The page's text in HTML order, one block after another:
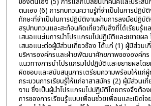
ตนเอง (6) การทบทวนความรู้ที่จำเป็นในการปฏิบั
ทักษะที่จำเป็นในการปฏิบัติงานผ่านการลงมือปฏิบั
สรุปทบทวนและสะท้อนคิดเกี่ยวกับสิ่งที่ได้เรียนรู้
เสนอแนะในการนำโปรแกรมไปปฏิบัติและขยายผ
เสนอแนะต่อผู้มีส่วนเกี่ยวข้อง ได้แก่ (1) ผู้มีส่วนเ
บริหารองค์กรและฝ่ายพัฒนาศักยภาพขององค์กร
แนวทางการนำโปรแกรมไปปฏิบัติและขยายผลโด
ผิดชอบและสนับสนุนการเตรียมความพร้อมให้แก่ผู้
กระบวนการเรียนรู้ให้แก่อาสาสมัคร (2) ผู้มีส่วนเ
งาน ซึ่งเป็นผู้นำโปรแกรมไปปฏิบัติโดยตรงจึงต้อง
การของการเรียนรู้แบบเพื่อนช่วยเพื่อนและเปิดใ